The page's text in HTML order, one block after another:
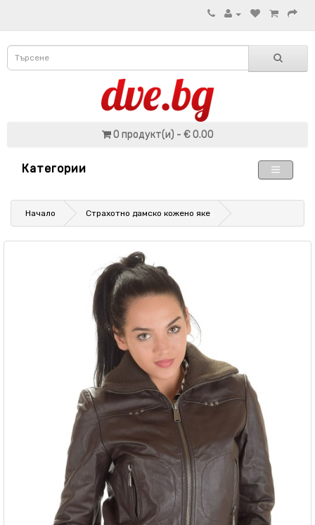
0 продукт(и) - € 0.00
Категории
Начало Страхотно дамско кожено яке